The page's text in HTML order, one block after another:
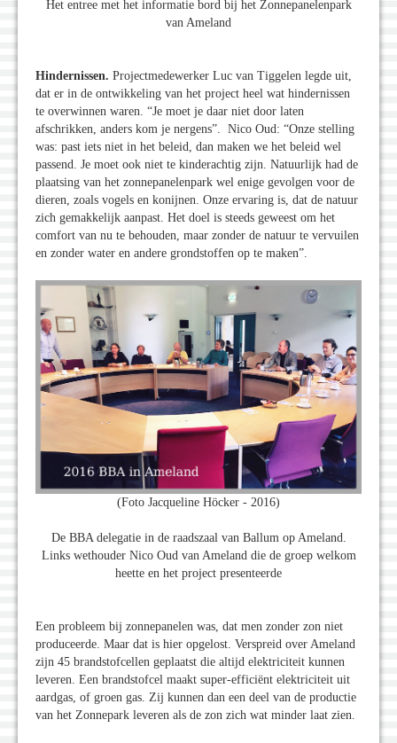
Het entree met het informatie bord bij het Zonnepanelenpark
van Ameland
Hindernissen. Projectmedewerker Luc van Tiggelen legde uit,
dat er in de ontwikkeling van het project heel wat hindernissen
te overwinnen waren. “Je moet je daar niet door laten
afschrikken, anders kom je nergens”. Nico Oud: “Onze stelling
was: past iets niet in het beleid, dan maken we het beleid wel
passend. Je moet ook niet te kinderachtig zijn. Natuurlijk had de
plaatsing van het zonnepanelenpark wel enige gevolgen voor de
dieren, zoals vogels en konijnen. Onze ervaring is, dat de natuur
zich gemakkelijk aanpast. Het doel is steeds geweest om het
comfort van nu te behouden, maar zonder de natuur te vervuilen
en zonder water en andere grondstoffen op te maken”.
(Foto Jacqueline Höcker - 2016)
De BBA delegatie in de raadszaal van Ballum op Ameland.
Links wethouder Nico Oud van Ameland die de groep welkom
heette en het project presenteerde
Een probleem bij zonnepanelen was, dat men zonder zon niet
produceerde. Maar dat is hier opgelost. Verspreid over Ameland
zijn 45 brandstofcellen geplaatst die altijd elektriciteit kunnen
leveren. Een brandstofcel maakt super-efficiënt elektriciteit uit
aardgas, of groen gas. Zij kunnen dan een deel van de productie
van het Zonnepark leveren als de zon zich wat minder laat zien.